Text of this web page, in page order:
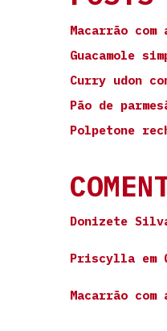
Macarrão
Guacamole
Curry udon
Pão de
Polpetone
Donizete
Priscylla em
Macarrão